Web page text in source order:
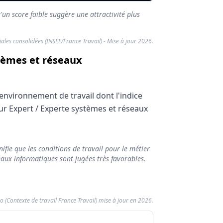
score faible suggère une attractivité plus
consolidées (INSEE/France Travail) - Mise à jour 2026.
et réseaux
de travail dont l'indice
Expert / Experte systèmes et réseaux
que les conditions de travail pour le métier
informatiques sont jugées très favorables.
(Contexte de travail France Travail) mise à jour en 2026.